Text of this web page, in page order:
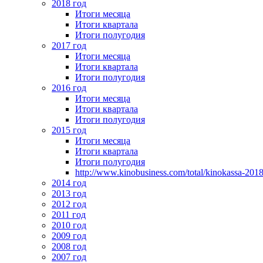
2018 год
Итоги месяца
Итоги квартала
Итоги полугодия
2017 год
Итоги месяца
Итоги квартала
Итоги полугодия
2016 год
Итоги месяца
Итоги квартала
Итоги полугодия
2015 год
Итоги месяца
Итоги квартала
Итоги полугодия
http://www.kinobusiness.com/total/kinokassa-
2014 год
2013 год
2012 год
2011 год
2010 год
2009 год
2008 год
2007 год